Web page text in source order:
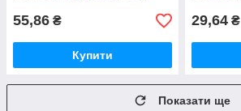
55,86 ₴
Купити
29,64 ₴
Показати ще